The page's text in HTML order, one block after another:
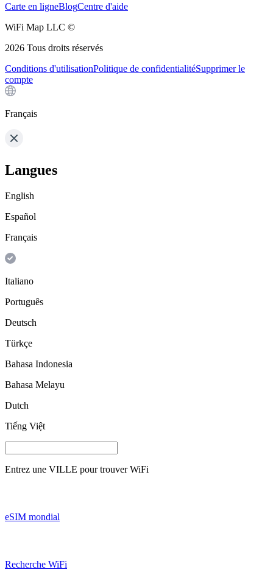
Carte en ligneBlogCentre d'aide
WiFi Map LLC ©
2026 Tous droits réservés
Conditions d'utilisationPolitique de confidentialitéSupprimer le
compte
Français
Langues
English
Español
Français
Italiano
Português
Deutsch
Türkçe
Bahasa Indonesia
Bahasa Melayu
Dutch
Tiếng Việt
Entrez une VILLE pour trouver WiFi
eSIM mondial
Recherche WiFi